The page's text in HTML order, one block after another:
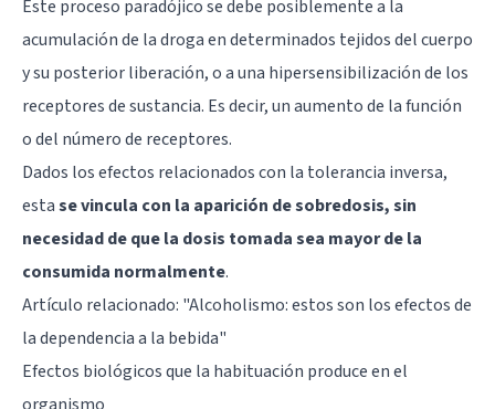
Este proceso paradójico se debe posiblemente a la
acumulación de la droga en determinados tejidos del cuerpo
y su posterior liberación, o a una hipersensibilización de los
receptores de sustancia. Es decir, un aumento de la función
o del número de receptores.
Dados los efectos relacionados con la tolerancia inversa,
estase vincula con la aparición de sobredosis, sin
necesidad de que la dosis tomada sea mayor de la
consumida normalmente.
Artículo relacionado: "Alcoholismo: estos son los efectos de
la dependencia a la bebida"
Efectos biológicos que la habituación produce en el